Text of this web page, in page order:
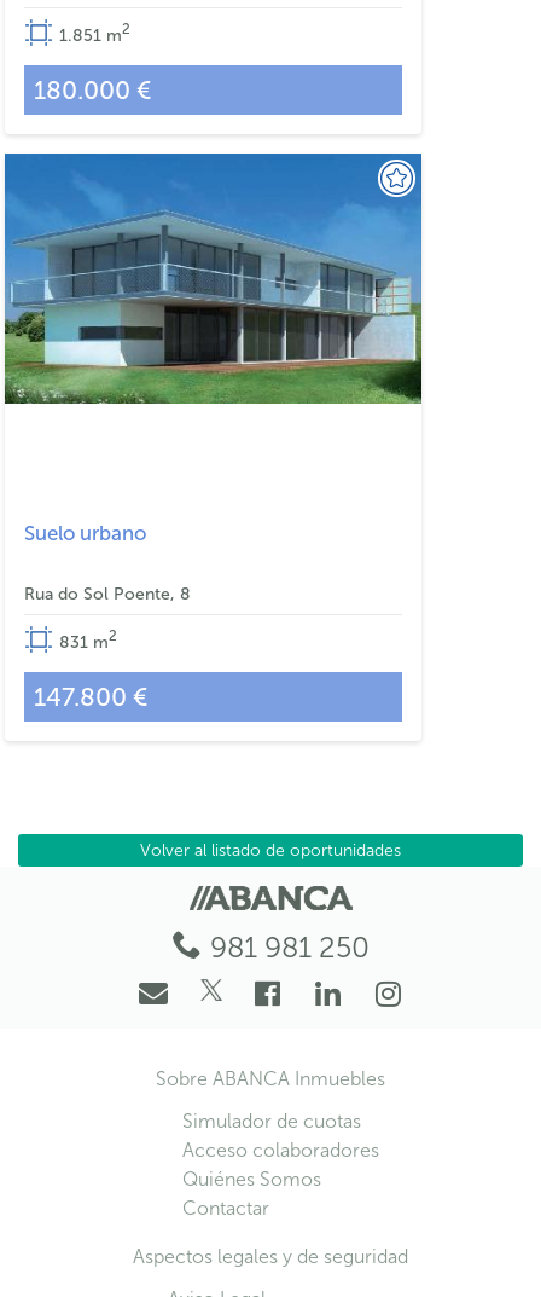
1.851 m2
180.000 €
Suelo urbano
Rua do Sol Poente, 8
831 m2
147.800 €
Volver al listado de oportunidades
981 981 250
Sobre ABANCA Inmuebles
Simulador de cuotas
Acceso colaboradores
Quiénes Somos
Contactar
Aspectos legales y de seguridad